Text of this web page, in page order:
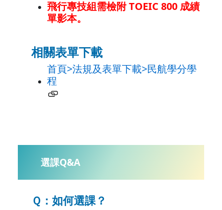
飛行專技組需檢附 TOEIC 800 成績
單影本。
相關表單下載
首頁>法規及表單下載>民航學分學
程
選課Q&A
Ｑ：如何選課？